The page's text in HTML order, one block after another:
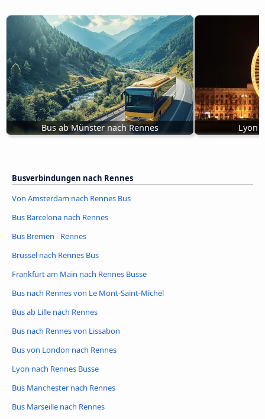
Bus ab Münster nach Rennes Lyon
Busverbindungen nach Rennes
Von Amsterdam nach Rennes Bus
Bus Barcelona nach Rennes
Bus Bremen - Rennes
Brüssel nach Rennes Bus
Frankfurt am Main nach Rennes Busse
Bus nach Rennes von Le Mont-Saint-Michel
Bus ab Lille nach Rennes
Bus nach Rennes von Lissabon
Bus von London nach Rennes
Lyon nach Rennes Busse
Bus Manchester nach Rennes
Bus Marseille nach Rennes